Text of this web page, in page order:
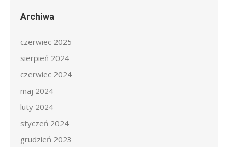
Archiwa
czerwiec 2025
sierpień 2024
czerwiec 2024
maj 2024
luty 2024
styczeń 2024
grudzień 2023